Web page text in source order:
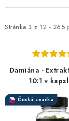
i
d
u
Stránka 3 z 12 - 265
e
p
o
d
Damiána -
10:1 v
Česká značka